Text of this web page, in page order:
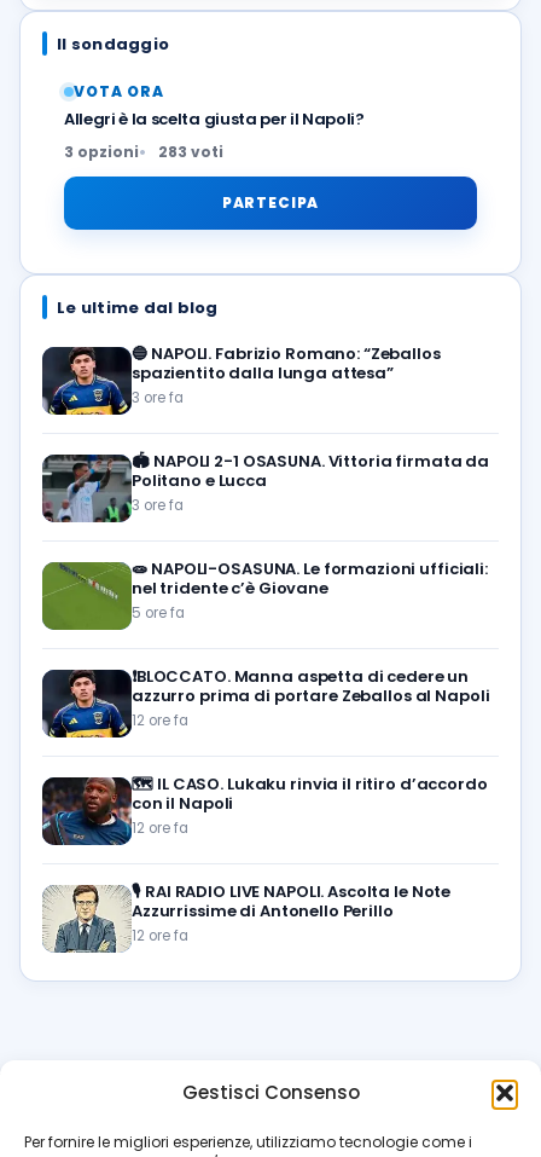
Gestisci Consenso
Per fornire le migliori esperienze, utilizziamo tecnologie come i
Il sondaggio
VOTA ORA
Allegri è la scelta giusta per il Napoli?
3 opzioni 283 voti
PARTECIPA
Le ultime dal blog
🔵 NAPOLI. Fabrizio Romano: “Zeballos
spazientito dalla lunga attesa”
3 ore fa
🏟️ NAPOLI 2-1 OSASUNA. Vittoria firmata da
Politano e Lucca
3 ore fa
🧫 NAPOLI-OSASUNA. Le formazioni ufficiali:
nel tridente c’è Giovane
5 ore fa
❗️BLOCCATO. Manna aspetta di cedere un
azzurro prima di portare Zeballos al Napoli
12 ore fa
🗺️ IL CASO. Lukaku rinvia il ritiro d’accordo
con il Napoli
12 ore fa
🎙️ RAI RADIO LIVE NAPOLI. Ascolta le Note
Azzurrissime di Antonello Perillo
12 ore fa
azzurrissimo.it